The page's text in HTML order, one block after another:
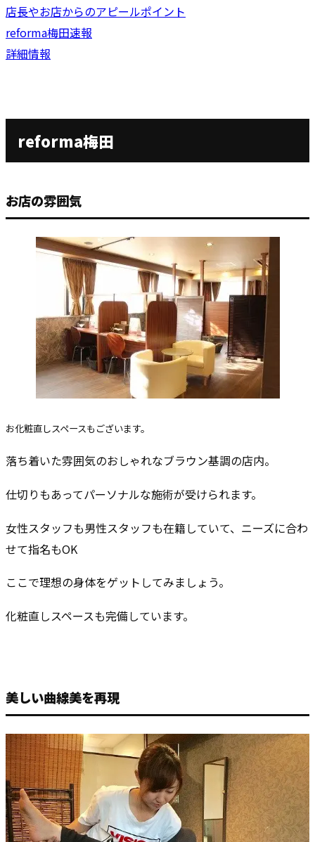
店長やお店からのアピールポイント
reforma梅田速報
詳細情報
reforma梅田
お店の雰囲気
お化粧直しスペースもございます。
落ち着いた雰囲気のおしゃれなブラウン基調の店内。
仕切りもあってパーソナルな施術が受けられます。
女性スタッフも男性スタッフも在籍していて、ニーズに合わ
せて指名もOK
ここで理想の身体をゲットしてみましょう。
化粧直しスペースも完備しています。
美しい曲線美を再現